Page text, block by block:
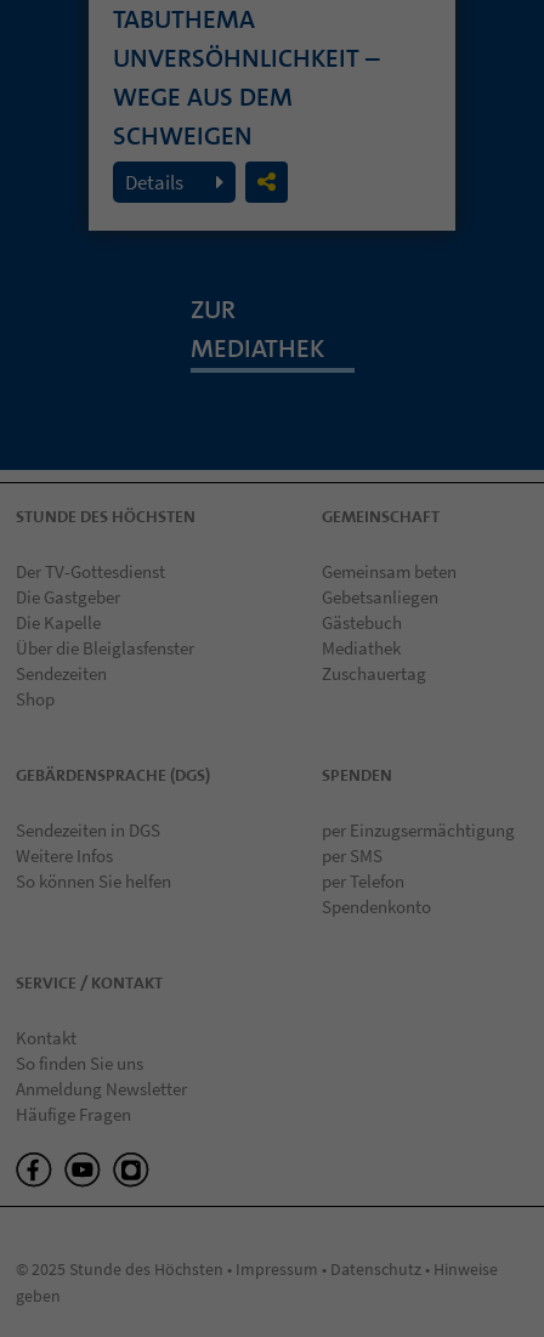
TABUTHEMA
UNVERSÖHNLICHKEIT –
WEGE AUS DEM
SCHWEIGEN
19. Juli 2026
Details
ZUR
MEDIATHEK
STUNDE DES HÖCHSTEN
Der TV-Gottesdienst
Die Gastgeber
Die Kapelle
Über die Bleiglasfenster
Sendezeiten
Shop
GEMEINSCHAFT
Gemeinsam beten
Gebetsanliegen
Gästebuch
Mediathek
Zuschauertag
GEBÄRDENSPRACHE (DGS)
Sendezeiten in DGS
Weitere Infos
So können Sie helfen
SPENDEN
per Einzugsermächtigung
per SMS
per Telefon
Spendenkonto
SERVICE / KONTAKT
Kontakt
So finden Sie uns
Anmeldung Newsletter
Häufige Fragen
© 2025 Stunde des Höchsten • Impressum • Datenschutz • Hinweise
geben